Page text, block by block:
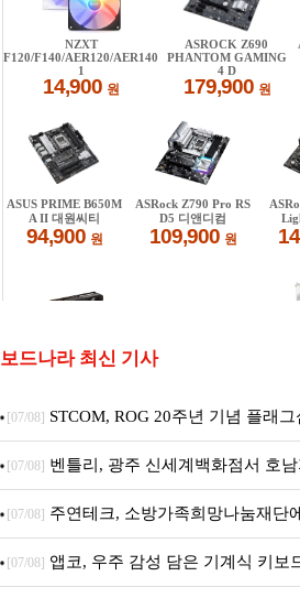
보드나라 최신 기사
[07/08] STCOM, ROG 20주년 기념 플래
Crosshair X870E EDITION 20 국내 출시
[07/08] 벤틀리, 광주 신세계백화점서 호
픈
[07/08] 주연테크, 소방가족희망나눔재단
니터·스마트 펫 침대 기부
[07/08] 앱코, 우주 감성 담은 기계식 키보